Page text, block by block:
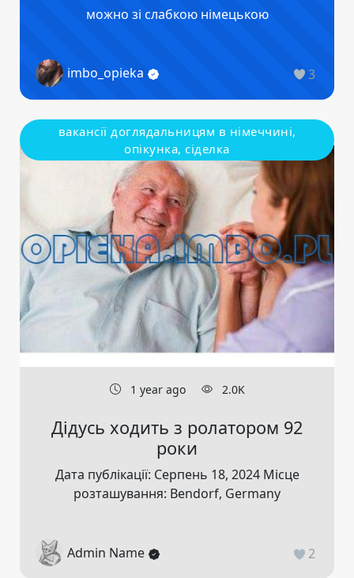
3
можно зі слабкою німецькою
imbo_opieka
вакансії доглядальницям в німеччині,
опікунка, сіделка
1 year ago 2.0K
Дідусь ходить з ролатором 92
роки
Дата публікації: Серпень 18, 2024 Місце
розташування: Bendorf, Germany
Admin Name 2